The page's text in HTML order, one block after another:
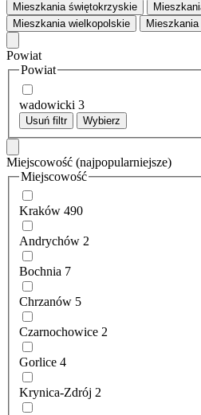
Mieszkania świętokrzyskie
Mieszkania wielkopolskie
Powiat
Powiat
wadowicki 3
Usuń filtr Wybierz
Miejscowość (najpopularniejsze)
Miejscowość
Kraków 490
Andrychów 2
Bochnia 7
Chrzanów 5
Czarnochowice 2
Gorlice 4
Krynica-Zdrój 2